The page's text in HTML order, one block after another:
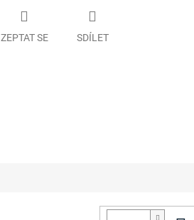
ZEPTAT SE SDÍLET